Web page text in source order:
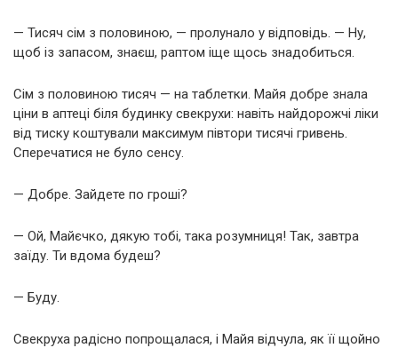
— Тисяч сім з половиною, — пролунало у відповідь. — Ну,
щоб із запасом, знаєш, раптом іще щось знадобиться.
Сім з половиною тисяч — на таблетки. Майя добре знала
ціни в аптеці біля будинку свекрухи: навіть найдорожчі ліки
від тиску коштували максимум півтори тисячі гривень.
Сперечатися не було сенсу.
— Добре. Зайдете по гроші?
— Ой, Майєчко, дякую тобі, така розумниця! Так, завтра
заїду. Ти вдома будеш?
— Буду.
Свекруха радісно попрощалася, і Майя відчула, як її щойно